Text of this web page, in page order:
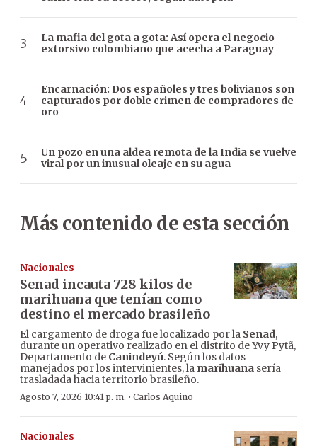
La mafia del gota a gota: Así opera el negocio
extorsivo colombiano que acecha a Paraguay
Encarnación: Dos españoles y tres bolivianos son
capturados por doble crimen de compradores de
oro
Un pozo en una aldea remota de la India se vuelve
viral por un inusual oleaje en su agua
Más contenido de esta sección
Nacionales
Senad incauta 728 kilos de
marihuana que tenían como
destino el mercado brasileño
El cargamento de droga fue localizado por la Senad,
durante un operativo realizado en el distrito de Yvy Pytã,
Departamento de Canindeyú. Según los datos
manejados por los intervinientes, la marihuana sería
trasladada hacia territorio brasileño.
Agosto 7, 2026 10:41 p. m. · Carlos Aquino
Nacionales